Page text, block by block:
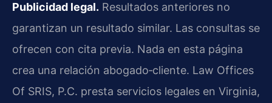
Publicidad legal. Resultados anteriores no
garantizan un resultado similar. Las consultas se
ofrecen con cita previa. Nada en esta página
crea una relación abogado‑cliente. Law Offices
Of SRIS, P.C. presta servicios legales en Virginia,